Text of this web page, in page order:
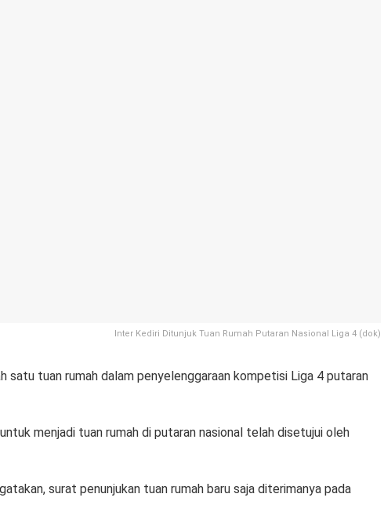
Inter Kediri Ditunjuk Tuan Rumah Putaran Nasional Liga 4 (dok)
satu tuan rumah dalam penyelenggaraan kompetisi Liga 4 putaran
menjadi tuan rumah di putaran nasional telah disetujui oleh
surat penunjukan tuan rumah baru saja diterimanya pada